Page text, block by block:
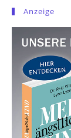
Anzeige